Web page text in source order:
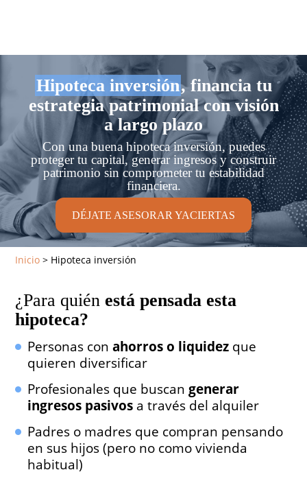
Hipoteca inversión, financia tu
estrategia patrimonial con visión
a largo plazo
Con una buena hipoteca inversión, puedes
proteger tu capital, generar ingresos y construir
patrimonio sin comprometer tu estabilidad
financiera.
DÉJATE ASESORAR YACIERTAS
Inicio > Hipoteca inversión
¿Para quién está pensada esta
hipoteca?
Personas con ahorros o liquidez que
quieren diversificar
Profesionales que buscan generar
ingresos pasivos a través del alquiler
Padres o madres que compran pensando
en sus hijos (pero no como vivienda
habitual)